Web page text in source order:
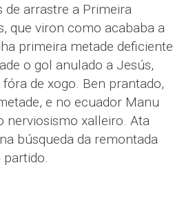
de arrastre a Primeira
que viron como acababa a
primeira metade deficiente
o gol anulado a Jesús,
de xogo. Ben prantado,
e no ecuador Manu
nerviosismo xalleiro. Ata
búsqueda da remontada